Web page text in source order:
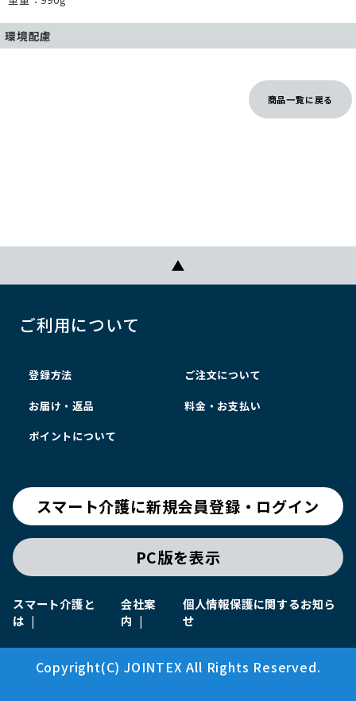
環境配慮
商品一覧に戻る
ご利用について
登録方法 ご注文について
お届け・返品 料金・お支払い
ポイントについて
スマート介護に新規会員登録・ログイン
PC版を表示
スマート介護と
は
会社案
内
個人情報保護に関するお知ら
せ
Copyright(C) JOINTEX All Rights Reserved.